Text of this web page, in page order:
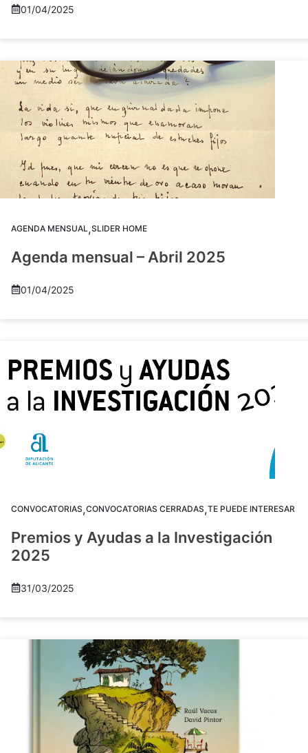
01/04/2025
AGENDA MENSUAL,SLIDER HOME
Agenda mensual – Abril 2025
01/04/2025
CONVOCATORIAS,CONVOCATORIAS CERRADAS,TE PUEDE INTERESAR
Premios y Ayudas a la Investigación
2025
31/03/2025